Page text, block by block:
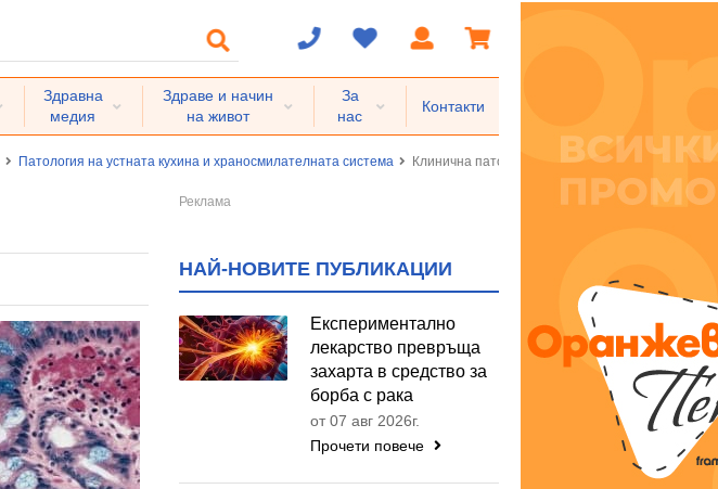
Здравна
медия
Здраве и начин
на живот
За
нас
Контакти
Патология на устната кухина и храносмилателната система Клинична патология на баретов езофаг
НАЙ-НОВИТЕ ПУБЛИКАЦИИ
Експериментално
лекарство превръща
захарта в средство за
борба с рака
от 07 авг 2026г.
Прочети повече